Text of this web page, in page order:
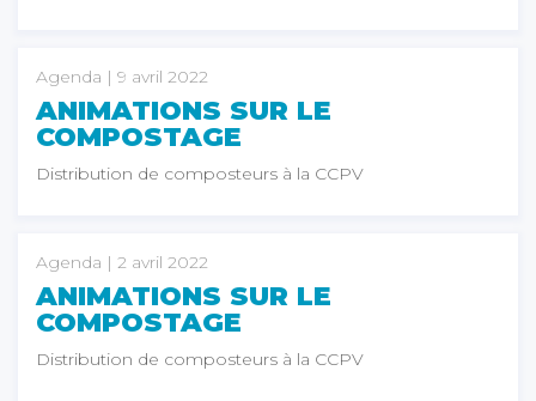
Agenda | 9 avril 2022
ANIMATIONS SUR LE
COMPOSTAGE
Distribution de composteurs à la CCPV
Agenda | 2 avril 2022
ANIMATIONS SUR LE
COMPOSTAGE
Distribution de composteurs à la CCPV